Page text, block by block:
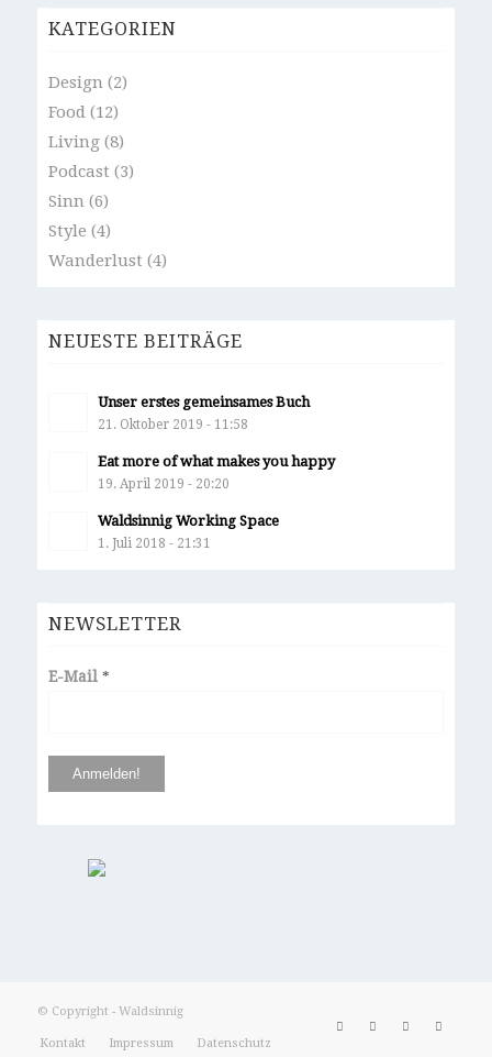
KATEGORIEN
Design (2)
Food (12)
Living(8)
Podcast (3)
Sinn (6)
Style (4)
Wanderlust (4)
NEUESTE BEITRÄGE
Unser erstes gemeinsames Buch
21. Oktober 2019 - 11:58
Eat more of what makes you happy
19. April 2019 - 20:20
Waldsinnig Working Space
1. Juli 2018 - 21:31
NEWSLETTER
E-Mail *
© Copyright - Waldsinnig
Kontakt Impressum Datenschutz